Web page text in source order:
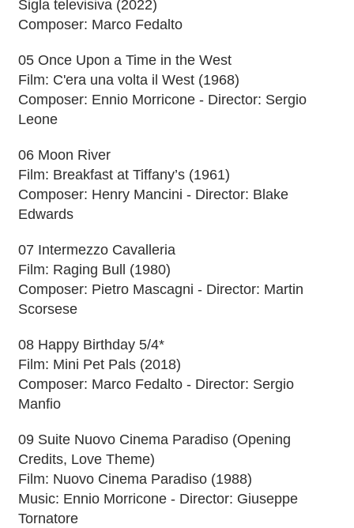
Sigla televisiva (2022)
Composer: Marco Fedalto
05 Once Upon a Time in the West
Film: C'era una volta il West (1968)
Composer: Ennio Morricone - Director: Sergio
Leone
06 Moon River
Film: Breakfast at Tiffany’s (1961)
Composer: Henry Mancini - Director: Blake
Edwards
07 Intermezzo Cavalleria
Film: Raging Bull (1980)
Composer: Pietro Mascagni - Director: Martin
Scorsese
08 Happy Birthday 5/4*
Film: Mini Pet Pals (2018)
Composer: Marco Fedalto - Director: Sergio
Manfio
09 Suite Nuovo Cinema Paradiso (Opening
Credits, Love Theme)
Film: Nuovo Cinema Paradiso (1988)
Music: Ennio Morricone - Director: Giuseppe
Tornatore